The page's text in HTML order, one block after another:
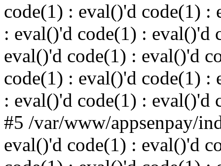
code(1) : eval()'d code(1) :
: eval()'d code(1) : eval()'d
eval()'d code(1) : eval()'d
code(1) : eval()'d code(1) :
: eval()'d code(1) : eval()'d
#5 /var/www/appsenpay/
eval()'d code(1) : eval()'d